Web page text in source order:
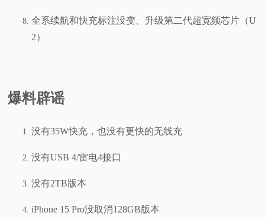
全系续航和快充标注没变、升级第二代超宽频芯片（U
2）
爆料辟谣
没有35W快充，也没有更快的无线充
没有USB 4/雷电4接口
没有2TB版本
iPhone 15 Pro没取消128GB版本